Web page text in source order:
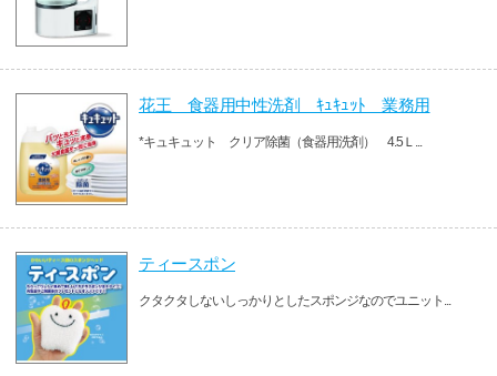
花王 食器用中性洗剤 ｷｭｷｭｯﾄ 業務用
*キュキュット クリア除菌（食器用洗剤） 4.5Ｌ...
ティースポン
クタクタしないしっかりとしたスポンジなのでユニット...